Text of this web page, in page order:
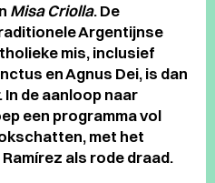
Misa Criolla. De
Argentijnse
mis, inclusief
en Agnus Dei, is dan
de aanloop naar
een programma vol
met het
als rode draad.